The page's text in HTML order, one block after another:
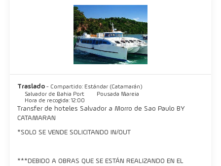
vuelos charter que van desde el aeropuerto de Salvador a la
pista de aterrizaje local o mediante vuelos regulares al
aeropuerto de Valença.
Traslado - Compartido: Estándar (Catamarán)
Salvador de Bahia Port
Pousada Mareia
Hora de recogida: 12:00
Transfer de hoteles Salvador a Morro de Sao Paulo BY
CATAMARAN
*SOLO SE VENDE SOLICITANDO IN/OUT
***DEBIDO A OBRAS QUE SE ESTÁN REALIZANDO EN EL